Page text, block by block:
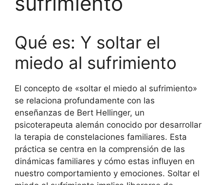
Qué es: Y soltar el
miedo al sufrimiento
El concepto de «soltar el miedo al sufrimiento»
se relaciona profundamente con las
enseñanzas de Bert Hellinger, un
psicoterapeuta alemán conocido por desarrollar
la terapia de constelaciones familiares. Esta
práctica se centra en la comprensión de las
dinámicas familiares y cómo estas influyen en
nuestro comportamiento y emociones. Soltar el